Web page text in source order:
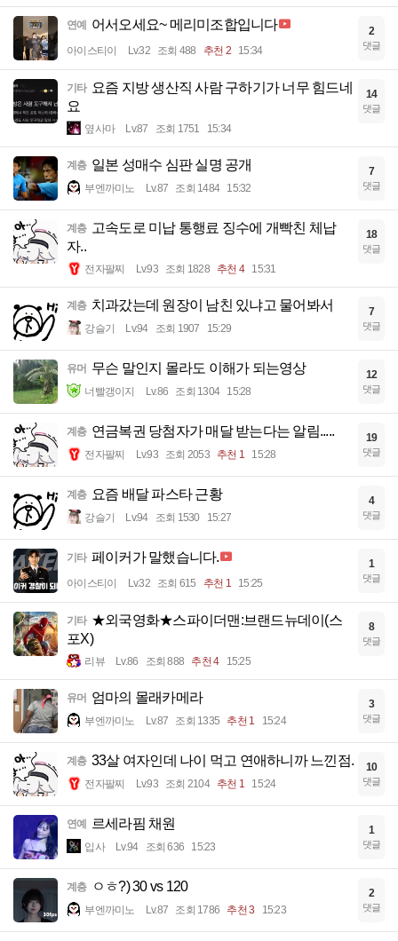
연예 어서오세요~ 메리미조합입니다
아이스티이 Lv.32 조회 488 추천 2 15:34
2
댓글
기타 요즘 지방 생산직 사람 구하기가 너무 힘드네
요
옆사마 Lv.87 조회 1751 15:34
14
댓글
계층 일본 성매수 심판 실명 공개
부엔까미노 Lv.87 조회 1484 15:32
7
댓글
계층 고속도로 미납 통행료 징수에 개빡친 체납
자..
전자팔찌 Lv.93 조회 1828 추천 4 15:31
18
댓글
계층 치과갔는데 원장이 남친 있냐고 물어봐서
강슬기 Lv.94 조회 1907 15:29
7
댓글
유머 무슨 말인지 몰라도 이해가 되는영상
너빨갱이지 Lv.86 조회 1304 15:28
12
댓글
계층 연금복권 당첨자가 매달 받는다는 알림.....
전자팔찌 Lv.93 조회 2053 추천 1 15:28
19
댓글
계층 요즘 배달 파스타 근황
강슬기 Lv.94 조회 1530 15:27
4
댓글
기타 페이커가 말했습니다.
아이스티이 Lv.32 조회 615 추천 1 15:25
1
댓글
기타 ★외국영화★스파이더맨:브랜드뉴데이(스
포X)
리뷰 Lv.86 조회 888 추천 4 15:25
8
댓글
유머 엄마의 몰래카메라
부엔까미노 Lv.87 조회 1335 추천 1 15:24
3
댓글
계층 33살 여자인데 나이 먹고 연애하니까 느낀점.
전자팔찌 Lv.93 조회 2104 추천 1 15:24
10
댓글
연예 르세라핌 채원
입사 Lv.94 조회 636 15:23
1
댓글
계층 ㅇㅎ?) 30 vs 120
부엔까미노 Lv.87 조회 1786 추천 3 15:23
2
댓글